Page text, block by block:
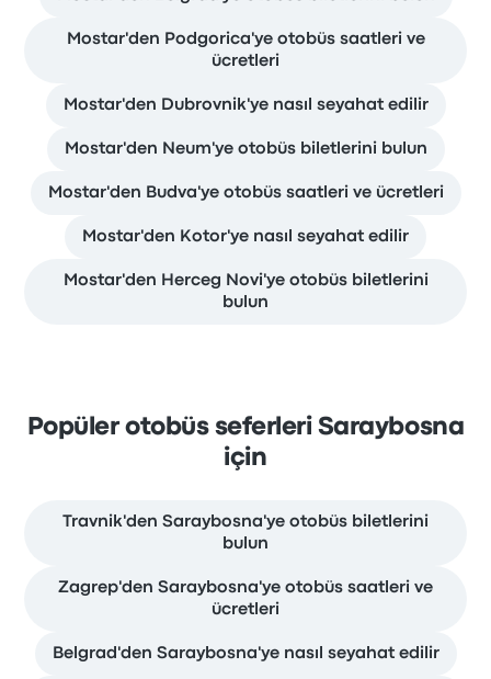
Mostar'den Podgorica'ye otobüs saatleri ve
ücretleri
Mostar'den Dubrovnik'ye nasıl seyahat edilir
Mostar'den Neum'ye otobüs biletlerini bulun
Mostar'den Budva'ye otobüs saatleri ve ücretleri
Mostar'den Kotor'ye nasıl seyahat edilir
Mostar'den Herceg Novi'ye otobüs biletlerini
bulun
Popüler otobüs seferleri Saraybosna
için
Travnik'den Saraybosna'ye otobüs biletlerini
bulun
Zagrep'den Saraybosna'ye otobüs saatleri ve
ücretleri
Belgrad'den Saraybosna'ye nasıl seyahat edilir